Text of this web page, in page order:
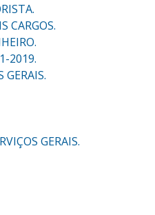
CARGOS.
2019.
GERAIS.
GERAIS.